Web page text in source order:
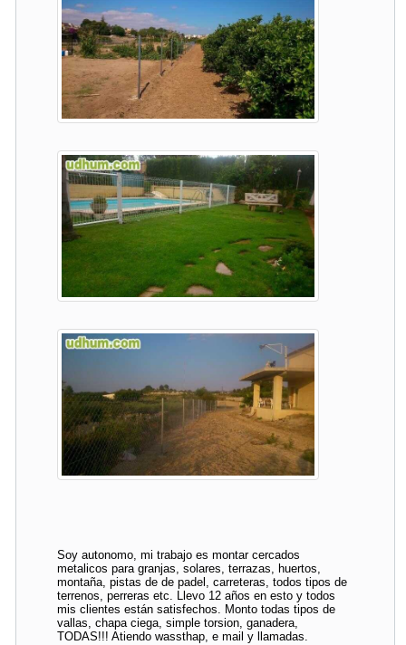
Soy autonomo, mi trabajo es montar cercados
metalicos para granjas, solares, terrazas, huertos,
montaña, pistas de de padel, carreteras, todos tipos de
terrenos, perreras etc. Llevo 12 años en esto y todos
mis clientes están satisfechos. Monto todas tipos de
vallas, chapa ciega, simple torsion, ganadera,
TODAS!!! Atiendo wassthap, e mail y llamadas.